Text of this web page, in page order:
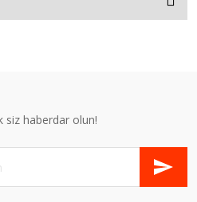
siz haberdar olun!